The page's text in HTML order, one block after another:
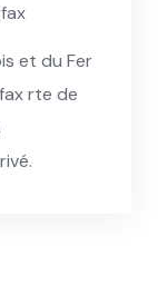
et du Fer
rte de